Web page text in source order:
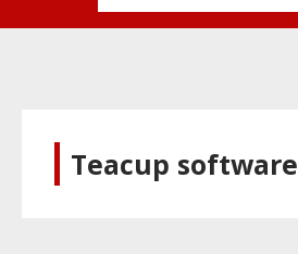
Teacup software